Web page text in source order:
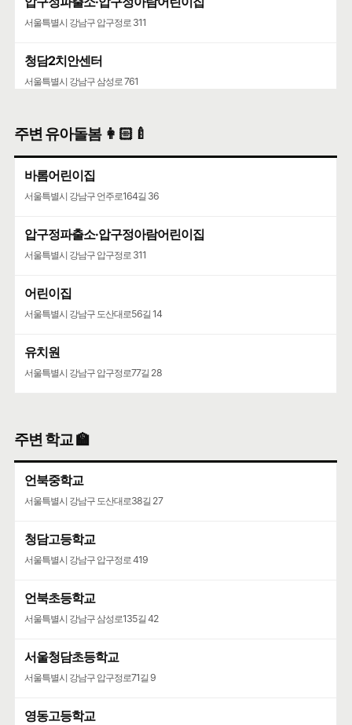
서울특별시 강남구 압구정로 311
청담2치안센터
서울특별시 강남구 삼성로 761
서울특별시 성동구 성덕정길 77-2
주변 유아돌봄 👩🏻‍🍼
바롬어린이집
서울특별시 강남구 언주로164길 36
압구정파출소·압구정아람어린이집
서울특별시 강남구 압구정로 311
어린이집
서울특별시 강남구 도산대로56길 14
유치원
서울특별시 강남구 압구정로77길 28
주변 학교 🏫
언북중학교
서울특별시 강남구 도산대로38길 27
청담고등학교
서울특별시 강남구 압구정로 419
언북초등학교
서울특별시 강남구 삼성로135길 42
서울청담초등학교
서울특별시 강남구 압구정로71길 9
영동고등학교